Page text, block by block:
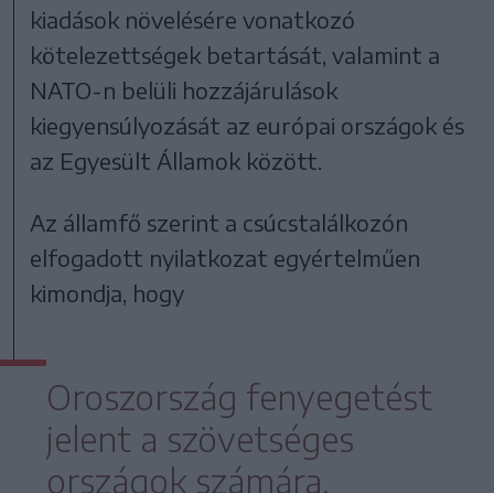
kiadások növelésére vonatkozó
kötelezettségek betartását, valamint a
NATO-n belüli hozzájárulások
kiegyensúlyozását az európai országok és
az Egyesült Államok között.
Az államfő szerint a csúcstalálkozón
elfogadott nyilatkozat egyértelműen
kimondja, hogy
Oroszország fenyegetést
jelent a szövetséges
országok számára,